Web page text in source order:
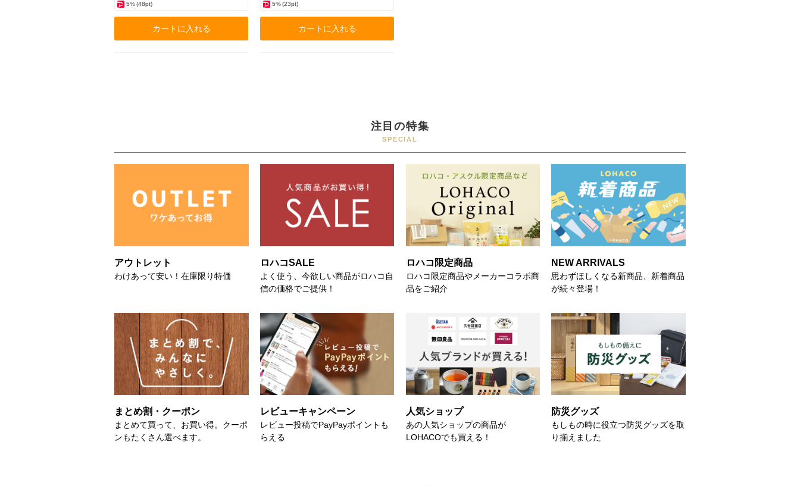
5%(48pt)
カートに入れる
5%(23pt)
カートに入れる
注目の特集
SPECIAL
アウトレット
わけあって安い！在庫限り特価
ロハコSALE
よく使う、今欲しい商品がロハコ自
信の価格でご提供！
ロハコ限定商品
ロハコ限定商品やメーカーコラボ商
品をご紹介
NEW ARRIVALS
思わずほしくなる新商品、新着商品
が続々登場！
まとめ割・クーポン
まとめて買って、お買い得。クーポ
ンもたくさん選べます。
レビューキャンペーン
レビュー投稿でPayPayポイントも
らえる
人気ショップ
あの人気ショップの商品が
LOHACOでも買える！
防災グッズ
もしもの時に役立つ防災グッズを取
り揃えました